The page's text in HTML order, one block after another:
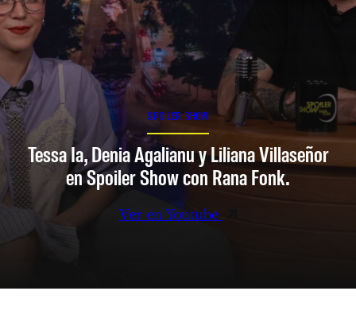
SPOILER SHOW
Tessa Ia, Denia Agalianu y Liliana Villaseñor
en Spoiler Show con Rana Fonk.
Ver en Youtube